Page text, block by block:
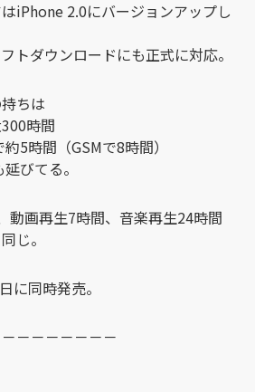
iPhone 2.0にバージョンアップし
トダウンロードにも正式に対応。
ちは
時間
5時間（GSMで8時間）
びてる。
動画再生7時間、音楽再生24時間
じ。
に同時発売。
－－－－－－－